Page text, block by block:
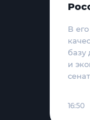
В
базу
и
16:50